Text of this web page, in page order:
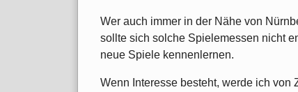
Wer auch immer in der Nähe von
sollte sich solche Spielemessen nicht
neue Spiele kennenlernen.
Wenn Interesse besteht, werde ich von